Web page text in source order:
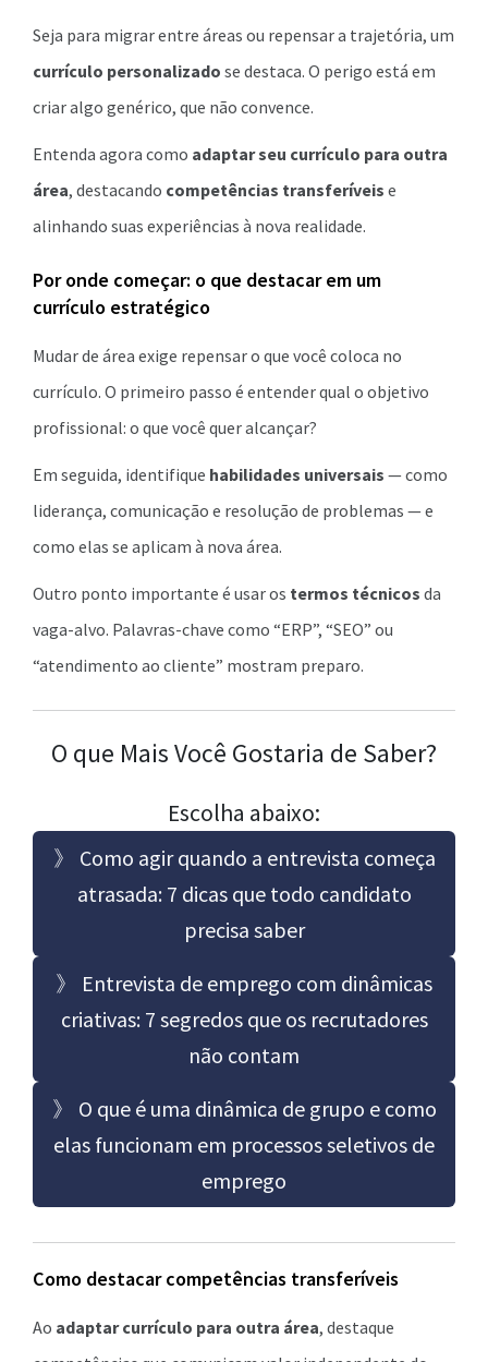
Seja para migrar entre áreas ou repensar a trajetória, um
currículo personalizado se destaca. O perigo está em
criar algo genérico, que não convence.
Entenda agora como adaptar seu currículo para outra
área, destacando competências transferíveis e
alinhando suas experiências à nova realidade.
Por onde começar: o que destacar em um
currículo estratégico
Mudar de área exige repensar o que você coloca no
currículo. O primeiro passo é entender qual o objetivo
profissional: o que você quer alcançar?
Em seguida, identifique habilidades universais — como
liderança, comunicação e resolução de problemas — e
como elas se aplicam à nova área.
Outro ponto importante é usar os termos técnicos da
vaga-alvo. Palavras-chave como “ERP”, “SEO” ou
“atendimento ao cliente” mostram preparo.
O que Mais Você Gostaria de Saber?
Escolha abaixo:
》 Como agir quando a entrevista começa
atrasada: 7 dicas que todo candidato
precisa saber
》 Entrevista de emprego com dinâmicas
criativas: 7 segredos que os recrutadores
não contam
》 O que é uma dinâmica de grupo e como
elas funcionam em processos seletivos de
emprego
Como destacar competências transferíveis
Ao adaptar currículo para outra área, destaque